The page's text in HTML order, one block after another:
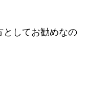
としてお勧めなの